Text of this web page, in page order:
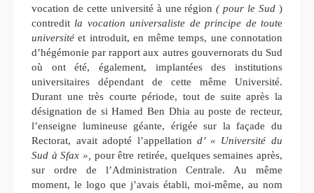
vocation de cette université à une région( pour le Sud)
contredit la vocation universaliste de principe de toute
université et introduit, en même temps, une connotation
d’hégémonie par rapport aux autres gouvernorats du Sud
où ont été, également, implantées des institutions
universitaires dépendant de cette même Université.
Durant une très courte période, tout de suite après la
désignation de si Hamed Ben Dhia au poste de recteur,
l’enseigne lumineuse géante, érigée sur la façade du
Rectorat, avait adopté l’appellationd’ « Université du
Sud à Sfax », pour être retirée, quelques semaines après,
sur ordre de l’Administration Centrale. Au même
moment, le logo que j’avais établi, moi-même, au nom